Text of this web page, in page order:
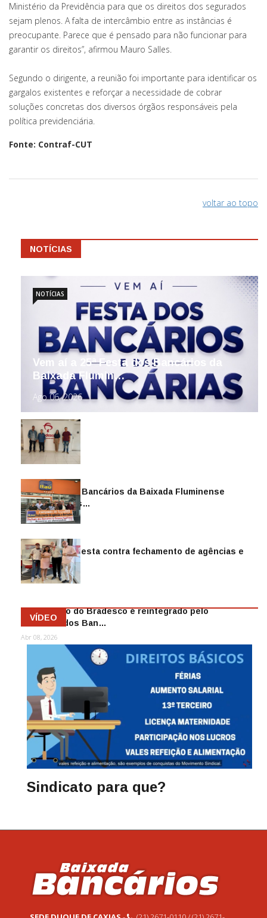
Ministério da Previdência para que os direitos dos segurados
sejam plenos. A falta de intercâmbio entre as instâncias é
preocupante. Parece que é pensado para não funcionar para
garantir os direitos”, afirmou Mauro Salles.
Segundo o dirigente, a reunião foi importante para identificar os
gargalos existentes e reforçar a necessidade de cobrar
soluções concretas dos diversos órgãos responsáveis pela
política previdenciária.
Fonte: Contraf-CUT
voltar ao topo
NOTÍCIAS
Vem aí a 25ª Festa dos Bancários da
Baixada Flumin…
Ago 06, 2026
NOTÍCIAS
Sindicato dos Bancários da Baixada Fluminense
reintegra mais…
Jul 14, 2026
Sindicato protesta contra fechamento de agências e
as demiss…
Mai 13, 2026
Funcionário do Bradesco é reintegrado pelo
Sindicato dos Ban…
Abr 08, 2026
VÍDEO
Sindicato para que?